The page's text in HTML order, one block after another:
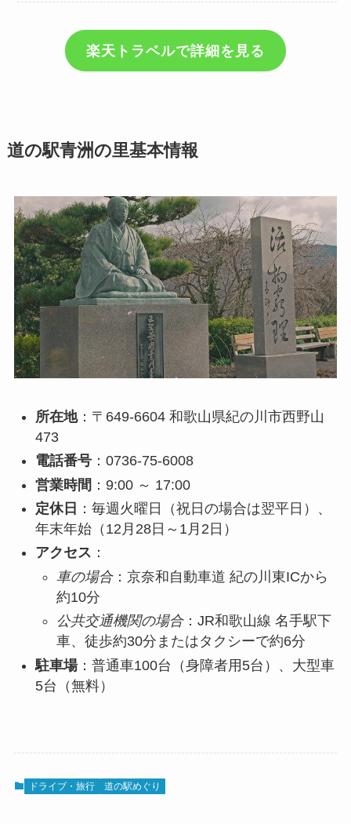
楽天トラベルで詳細を見る
道の駅青洲の里基本情報
所在地：〒649-6604 和歌山県紀の川市西野山
473
電話番号：0736-75-6008
営業時間 ：9:00 ～ 17:00
定休日 ：毎週火曜日（祝日の場合は翌平日）、
年末年始（12月28日～1月2日）
アクセス ：
車の場合：京奈和自動車道 紀の川東ICから
約10分
公共交通機関の場合：JR和歌山線 名手駅下
車、徒歩約30分またはタクシーで約6分
駐車場：普通車100台（身障者用5台）、大型車
5台（無料）
ドライブ・旅行 道の駅めぐり